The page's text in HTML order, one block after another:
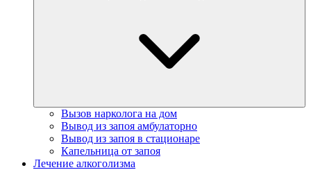
Вызов нарколога на дом
Вывод из запоя амбулаторно
Вывод из запоя в стационаре
Капельница от запоя
Лечение алкоголизма